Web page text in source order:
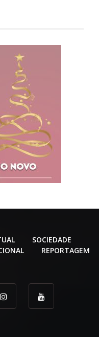
SOCIEDADE
REPORTAGEM